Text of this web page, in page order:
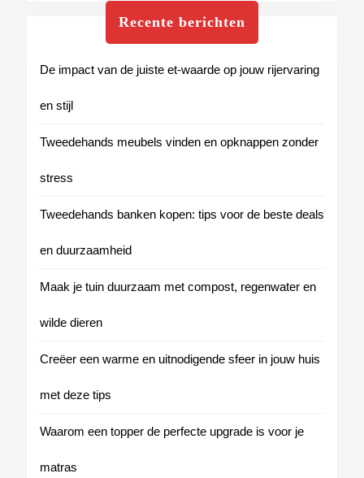
Recente berichten
De impact van de juiste et-waarde op jouw rijervaring
en stijl
Tweedehands meubels vinden en opknappen zonder
stress
Tweedehands banken kopen: tips voor de beste deals
en duurzaamheid
Maak je tuin duurzaam met compost, regenwater en
wilde dieren
Creëer een warme en uitnodigende sfeer in jouw huis
met deze tips
Waarom een topper de perfecte upgrade is voor je
matras